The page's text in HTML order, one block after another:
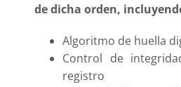
de dicha orden,
Algoritmo de huella
Control de
registro